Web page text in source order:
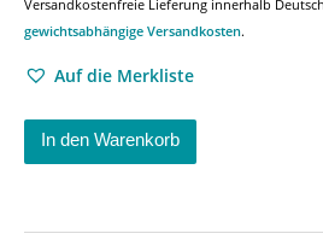
Versandkostenfreie Lieferung innerhalb
gewichtsabhängige Versandkosten.
Auf die Merkliste
In den Warenkorb